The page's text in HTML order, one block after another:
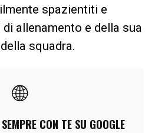
spazientiti e
allenamento e della sua
squadra.
🌐
CON TE SU GOOGLE